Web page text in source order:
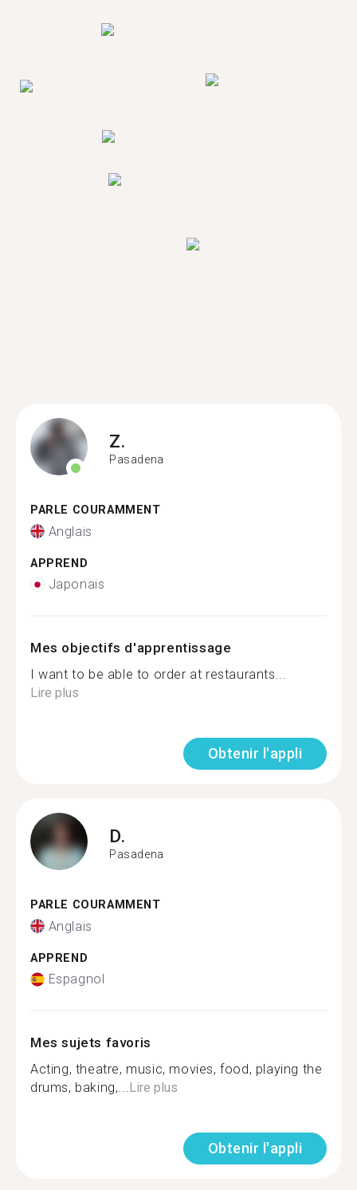
Z.
Pasadena
PARLE COURAMMENT
Anglais
APPREND
Japonais
Mes objectifs d'apprentissage
I want to be able to order at restaurants...
Lire plus
Obtenir l'appli
D.
Pasadena
PARLE COURAMMENT
Anglais
APPREND
Espagnol
Mes sujets favoris
Acting, theatre, music, movies, food, playing the
drums, baking,...Lire plus
Obtenir l'appli